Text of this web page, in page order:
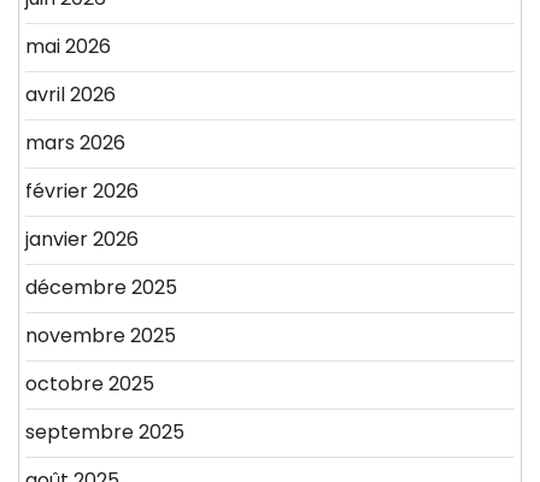
mai 2026
avril 2026
mars 2026
février 2026
janvier 2026
décembre 2025
novembre 2025
octobre 2025
septembre 2025